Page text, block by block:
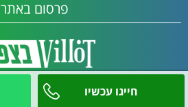
חייגו עכשיו
פרסום באתר